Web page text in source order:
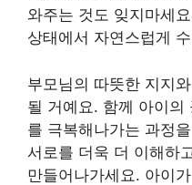
와주는 것도 잊지마세
상태에서 자연스럽게
부모님의 따뜻한 지지
될 거예요. 함께 아이의
를 극복해나가는 과정
서로를 더욱 더 이해하
만들어나가세요. 아이